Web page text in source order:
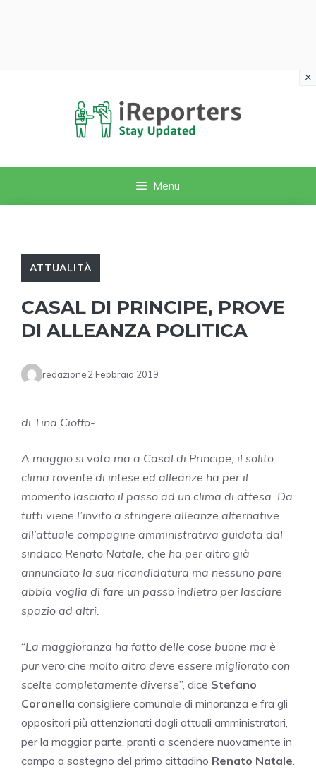
Menu
ATTUALITÀ
CASAL DI PRINCIPE, PROVE
DI ALLEANZA POLITICA
redazione2 Febbraio 2019
di Tina Cioffo-
A maggio si vota ma a Casal di Principe, il solito
clima rovente di intese ed alleanze ha per il
momento lasciato il passo ad un clima di attesa. Da
tutti viene l’invito a stringere alleanze alternative
all’attuale compagine amministrativa guidata dal
sindaco Renato Natale, che ha per altro già
annunciato la sua ricandidatura ma nessuno pare
abbia voglia di fare un passo indietro per lasciare
spazio ad altri.
“La maggioranza ha fatto delle cose buone ma è
pur vero che molto altro deve essere migliorato con
scelte completamente diverse”, dice Stefano
Coronella consigliere comunale di minoranza e fra gli
oppositori più attenzionati dagli attuali amministratori,
per la maggior parte, pronti a scendere nuovamente in
campo a sostegno del primo cittadino Renato Natale.
×